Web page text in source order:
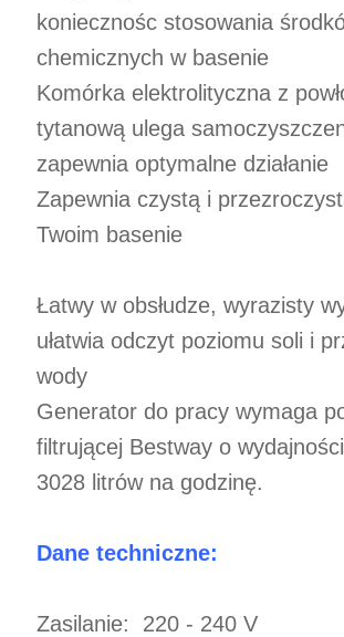
koniecznośc stosowania
chemicznych w basenie
Komórka elektrolityczna z
tytanową ulega
zapewnia optymalne działanie
Zapewnia czystą i
Twoim basenie
Łatwy w obsłudze, wyrazisty
ułatwia odczyt poziomu soli i
wody
Generator do pracy wymaga
filtrującej Bestway o
3028 litrów na godzinę.
Dane techniczne:
Zasilanie: 220 - 240 V